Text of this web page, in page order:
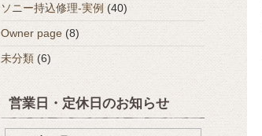
ソニー持込修理-実例 (40)
Owner page (8)
未分類 (6)
営業日・定休日のお知らせ